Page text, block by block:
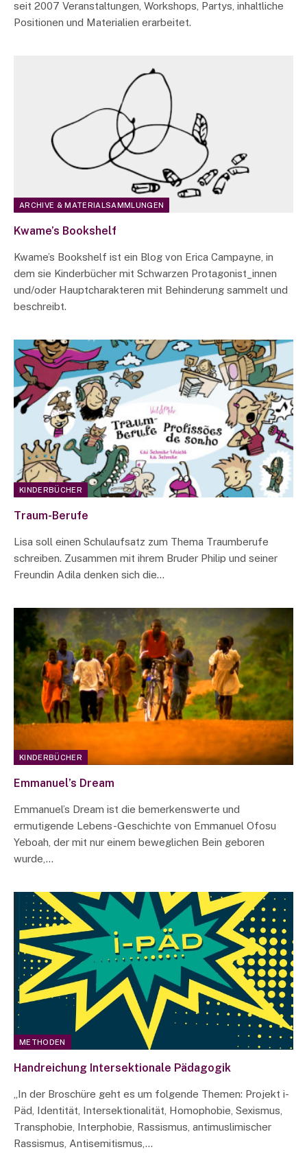
seit 2007 Veranstaltungen, Workshops, Partys, inhaltliche
Positionen und Materialien erarbeitet.
ARCHIVE & MATERIALSAMMLUNGEN
Kwame’s Bookshelf
Kwame’s Bookshelf ist ein Blog von Erica Campayne, in
dem sie Kinderbücher mit Schwarzen Protagonist_innen
und/oder Hauptcharakteren mit Behinderung sammelt und
beschreibt.
KINDERBÜCHER
Traum-Berufe
Lisa soll einen Schulaufsatz zum Thema Traumberufe
schreiben. Zusammen mit ihrem Bruder Philip und seiner
Freundin Adila denken sich die…
KINDERBÜCHER
Emmanuel’s Dream
Emmanuel’s Dream ist die bemerkenswerte und
ermutigende Lebens-Geschichte von Emmanuel Ofosu
Yeboah, der mit nur einem beweglichen Bein geboren
wurde,…
METHODEN
Handreichung Intersektionale Pädagogik
„In der Broschüre geht es um folgende Themen: Projekt i-
Päd, Identität, Intersektionalität, Homophobie, Sexismus,
Transphobie, Interphobie, Rassismus, antimuslimischer
Rassismus, Antisemitismus,…